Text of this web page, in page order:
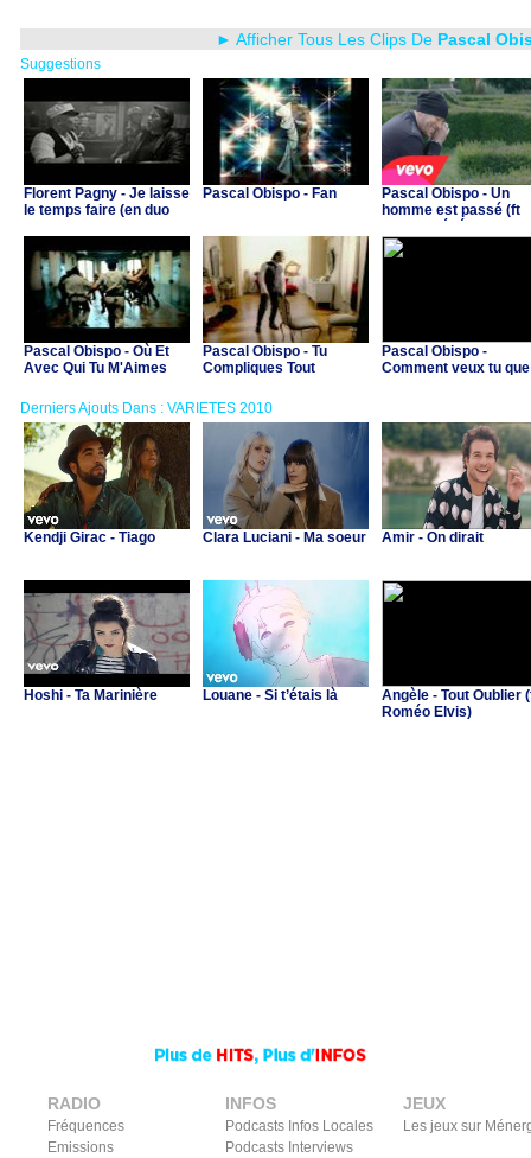
► Afficher Tous Les Clips De Pascal
Suggestions
Florent Pagny - Je laisse
le temps faire (en duo
Pascal Obispo - Fan
Pascal Obispo - Un
homme est passé (ft
Pascal Obispo - Où Et
Avec Qui Tu M'Aimes
Pascal Obispo - Tu
Compliques Tout
Pascal Obispo -
Comment veux tu
Derniers Ajouts Dans : VARIETES 2010
Kendji Girac - Tiago Clara Luciani - Ma soeur Amir - On dirait
Hoshi - Ta Marinière Louane - Si t’étais là
Angèle - Tout Oublier
Roméo Elvis)
RADIO
Fréquences
Emissions
INFOS
Podcasts Infos Locales
Podcasts Interviews
JEUX
Les jeux sur